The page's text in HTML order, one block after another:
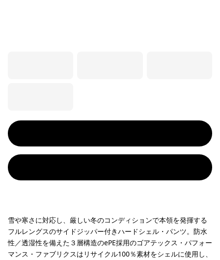
雪や寒さに対応し、厳しい冬のコンディションで本領を発揮する
フルレングスのサイドジッパー付きハードシェル・パンツ。防水
性／透湿性を備えた３層構造のePE採用のゴアテックス・パフォー
マンス・ファブリクスはリサイクル100％素材をシェルに使用し、